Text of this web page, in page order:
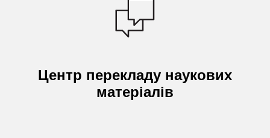
Центр перекладу наукових
матеріалів